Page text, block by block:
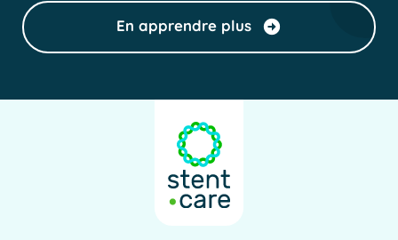
En apprendre plus